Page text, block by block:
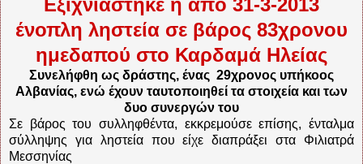
ένοπλη ληστεία σε βάρος 83χρονου
ημεδαπού στο Καρδαμά Ηλείας
Συνελήφθη ως δράστης, ένας 29χρονος υπήκοος
Αλβανίας, ενώ έχουν ταυτοποιηθεί τα στοιχεία και των
δυο συνεργών του
Σε βάρος του συλληφθέντα, εκκρεμούσε επίσης, ένταλμα
σύλληψης για ληστεία που είχε διαπράξει στα Φιλιατρά
Μεσσηνίας